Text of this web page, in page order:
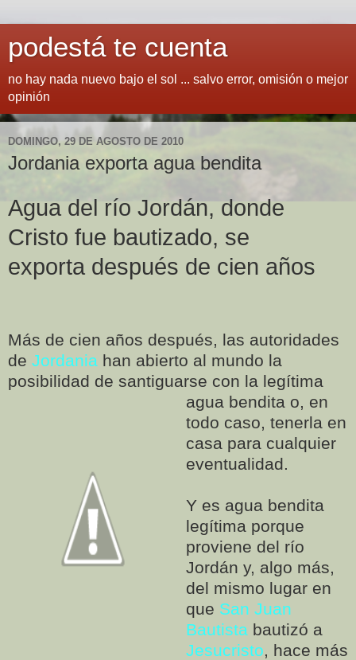
podestá te cuenta
no hay nada nuevo bajo el sol ... salvo error, omisión o mejor
opinión
DOMINGO, 29 DE AGOSTO DE 2010
Jordania exporta agua bendita
Agua del río Jordán, donde
Cristo fue bautizado, se
exporta después de cien años
Más de cien años después, las autoridades
de Jordania han abierto al mundo la
posibilidad de santiguarse con la legítima
agua bendita o, en
todo caso, tenerla en
casa para cualquier
eventualidad.
Y es agua bendita
legítima porque
proviene del río
Jordán y, algo más,
del mismo lugar en
que San Juan
Bautista bautizó a
Jesucristo, hace más